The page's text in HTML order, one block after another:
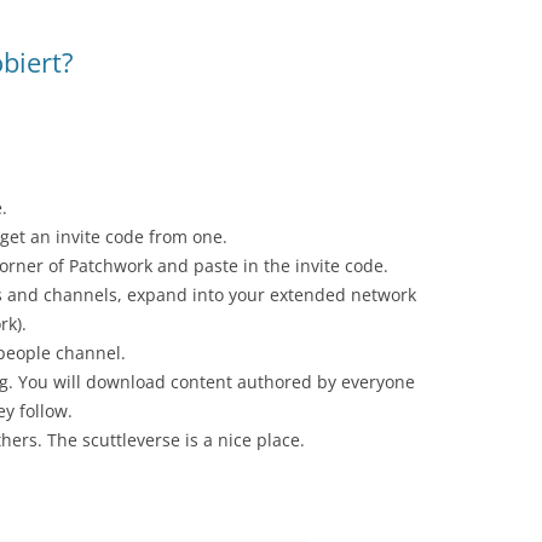
an invite code from one.
of Patchwork and paste in the invite code.
channels, expand into your extended network
channel.
You will download content authored by everyone
follow.
The scuttleverse is a nice place.